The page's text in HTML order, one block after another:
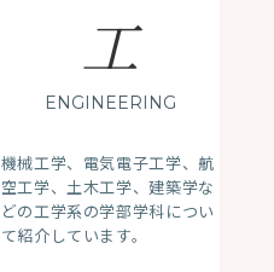
工
ENGINEERING
機械工学、電気電子工学、航
空工学、土木工学、建築学な
どの工学系の学部学科につい
て紹介しています。